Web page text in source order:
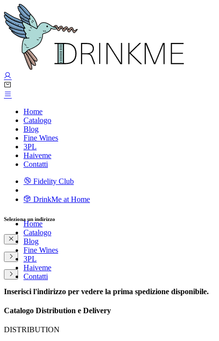
Home
Catalogo
Blog
Fine Wines
3PL
Haiveme
Contatti
Fidelity Club
DrinkMe at Home
Home
Catalogo
Blog
Fine Wines
3PL
Haiveme
Contatti
Seleziona un indirizzo
Inserisci l'indirizzo per vedere la prima spedizione disponibile.
Catalogo Distribution e Delivery
DISTRIBUTION